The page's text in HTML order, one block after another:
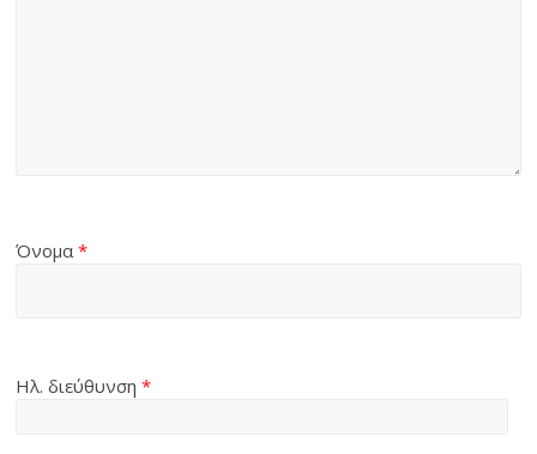
Όνομα*
Ηλ. διεύθυνση*